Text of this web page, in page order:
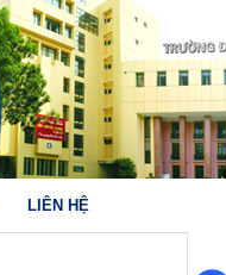
LIÊN HỆ